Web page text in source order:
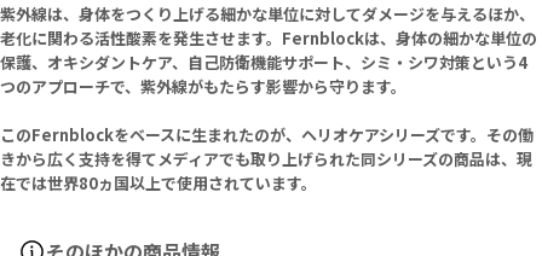
紫外線は、身体をつくり上げる細かな単位に対してダメージを与えるほか、
老化に関わる活性酸素を発生させます。Fernblockは、身体の細かな単位の
保護、オキシダントケア、自己防衛機能サポート、シミ・シワ対策という4
つのアプローチで、紫外線がもたらす影響から守ります。
このFernblockをベースに生まれたのが、ヘリオケアシリーズです。その働
きから広く支持を得てメディアでも取り上げられた同シリーズの商品は、現
在では世界80ヵ国以上で使用されています。